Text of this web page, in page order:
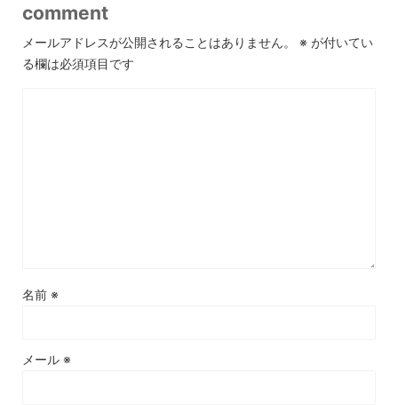
comment
メールアドレスが公開されることはありません。 ※ が付いてい
る欄は必須項目です
名前 ※
メール ※